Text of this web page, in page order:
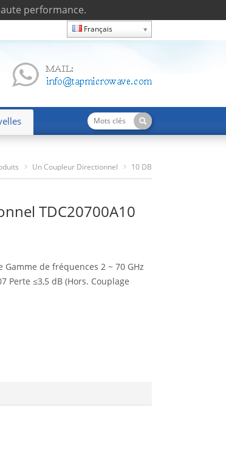
performance.
Français
Un Coupleur Directionnel 10 DB
TDC20700A10
de fréquences 2 ~ 70 GHz
Perte ≤3,5 dB (Hors. Couplage